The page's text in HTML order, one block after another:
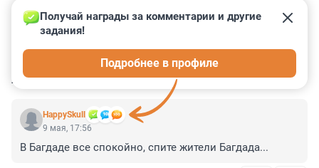
КОММЕНТАРИИ 21
HappySkull
Получай награды за комментарии и другие
задания!
Подробнее в профиле
9 мая, 17:56
В Багдаде все спокойно, спите жители Багдада...